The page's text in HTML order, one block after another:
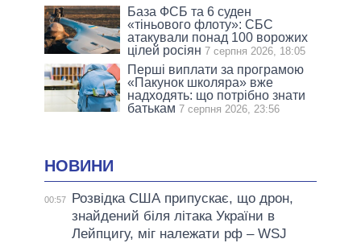
База ФСБ та 6 суден
«тіньового флоту»: СБС
атакували понад 100 ворожих
цілей росіян 7 серпня 2026, 18:05
Перші виплати за програмою
«Пакунок школяра» вже
надходять: що потрібно знати
батькам 7 серпня 2026, 23:56
НОВИНИ
00:57
Розвідка США припускає, що дрон,
знайдений біля літака України в
Лейпцигу, міг належати рф – WSJ